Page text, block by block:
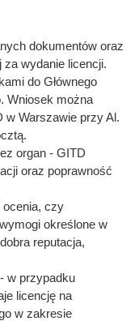
dokumentów oraz
za wydanie licencji.
do Głównego
Wniosek można
w Warszawie przy Al.
organ - GITD
oraz poprawność
czy
określone w
reputacja,
w przypadku
licencję na
w zakresie